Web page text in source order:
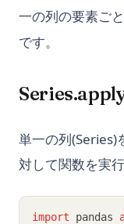
一の列の要素ご
です。
単一の列(Series)
対して関数を実行
import pandas